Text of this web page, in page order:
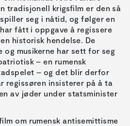
tradisjonell krigsfilm er den så
seg i nåtid, og følger en
fått i oppgave å regissere
historisk hendelse. De
og musikerne har sett for seg
– en rumensk
– og det blir derfor
regissøren insisterer på å ta
av jøder under statsminister
om rumensk antisemittisme